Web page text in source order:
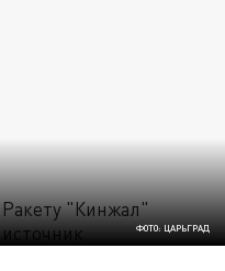
ФОТО: ЦАРЬГРАД